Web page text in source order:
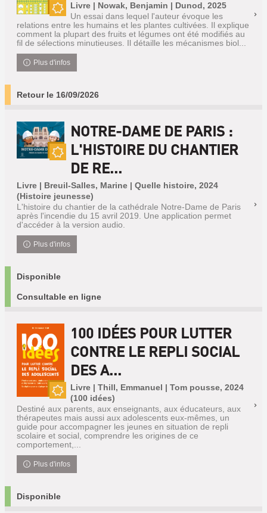
Nouveauté
Livre | Nowak, Benjamin | Dunod, 2025
Un essai dans lequel l'auteur évoque les
relations entre les humains et les plantes cultivées. Il explique
comment la plupart des fruits et légumes ont été modifiés au
fil de sélections minutieuses. Il détaille les mécanismes biol...
Plus d'infos
Retour le 16/09/2026
NOTRE-DAME DE PARIS :
L'HISTOIRE DU CHANTIER
DE RE...
Livre | Breuil-Salles, Marine | Quelle histoire, 2024
(Histoire jeunesse)
L'histoire du chantier de la cathédrale Notre-Dame de Paris
après l'incendie du 15 avril 2019. Une application permet
d'accéder à la version audio.
Plus d'infos
Disponible
Consultable en ligne
100 IDÉES POUR LUTTER
CONTRE LE REPLI SOCIAL
DES A...
Livre | Thill, Emmanuel | Tom pousse, 2024
(100 idées)
Destiné aux parents, aux enseignants, aux éducateurs, aux
thérapeutes mais aussi aux adolescents eux-mêmes, un
guide pour accompagner les jeunes en situation de repli
scolaire et social, comprendre les origines de ce
comportement,...
Plus d'infos
Disponible